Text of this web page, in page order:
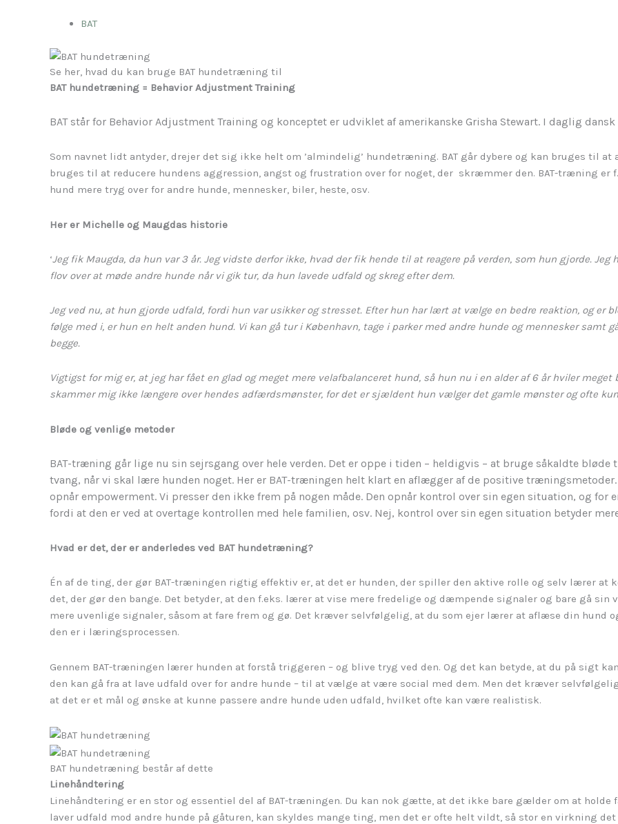
BAT
Se her, hvad du kan bruge BAT hundetræning til
BAT hundetræning = Behavior Adjustment Training
BAT står for Behavior Adjustment Training og konceptet er udviklet af amerikanske Grisha Stewart. I daglig
Som navnet lidt antyder, drejer det sig ikke helt om ’almindelig’ hundetræning. BAT går dybere og kan bruges til
bruges til at reducere hundens aggression, angst og frustration over for noget, der skræmmer den. BAT-træning
hund mere tryg over for andre hunde, mennesker, biler, heste, osv.
Her er Michelle og Maugdas historie
‘Jeg fik Maugda, da hun var 3 år. Jeg vidste derfor ikke, hvad der fik hende til at reagere på verden, som hun gjorde.
flov over at møde andre hunde når vi gik tur, da hun lavede udfald og skreg efter dem.
Jeg ved nu, at hun gjorde udfald, fordi hun var usikker og stresset. Efter hun har lært at vælge en bedre reaktion, og er
følge med i, er hun en helt anden hund. Vi kan gå tur i København, tage i parker med andre hunde og mennesker
begge.
Vigtigst for mig er, at jeg har fået en glad og meget mere velafbalanceret hund, så hun nu i en alder af 6 år hviler meget
skammer mig ikke længere over hendes adfærdsmønster, for det er sjældent hun vælger det gamle mønster og ofte
Bløde og venlige metoder
BAT-træning går lige nu sin sejrsgang over hele verden. Det er oppe i tiden – heldigvis – at bruge såkaldte
tvang, når vi skal lære hunden noget. Her er BAT-træningen helt klart en aflægger af de positive
opnår empowerment. Vi presser den ikke frem på nogen måde. Den opnår kontrol over sin egen situation, og
fordi at den er ved at overtage kontrollen med hele familien, osv. Nej, kontrol over sin egen situation betyder
Hvad er det, der er anderledes ved BAT hundetræning?
Én af de ting, der gør BAT-træningen rigtig effektiv er, at det er hunden, der spiller den aktive rolle og selv lærer at
det, der gør den bange. Det betyder, at den f.eks. lærer at vise mere fredelige og dæmpende signaler og bare gå sin
mere uvenlige signaler, såsom at fare frem og gø. Det kræver selvfølgelig, at du som ejer lærer at aflæse din hund
den er i læringsprocessen.
Gennem BAT-træningen lærer hunden at forstå triggeren – og blive tryg ved den. Og det kan betyde, at du på sigt
den kan gå fra at lave udfald over for andre hunde – til at vælge at være social med dem. Men det kræver
at det er et mål og ønske at kunne passere andre hunde uden udfald, hvilket ofte kan være realistisk.
BAT hundetræning består af dette
Linehåndtering
Linehåndtering er en stor og essentiel del af BAT-træningen. Du kan nok gætte, at det ikke bare gælder om at holde
laver udfald mod andre hunde på gåturen, kan skyldes mange ting, men det er ofte helt vildt, så stor en virkning